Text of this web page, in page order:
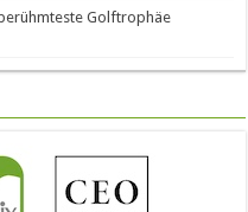
Golftrophäe